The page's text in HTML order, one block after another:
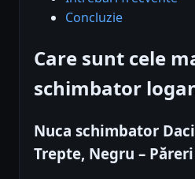
Concluzie
Care sunt cele
schimbator
Nuca schimbator
Trepte, Negru – Păreri